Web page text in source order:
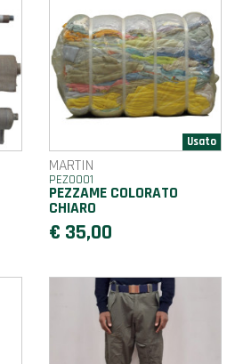
MARTIN
PEZ0001
PEZZAME COLORATO
CHIARO
€ 35,00